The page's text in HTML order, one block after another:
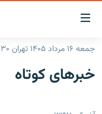
لینک‌های
قابلیت
دسترسی
بازگشت
ایران
جمعه ۱۶ مرداد ۱۴۰۵ تهران ۱۴:۳۰
خبرهای کوتاه